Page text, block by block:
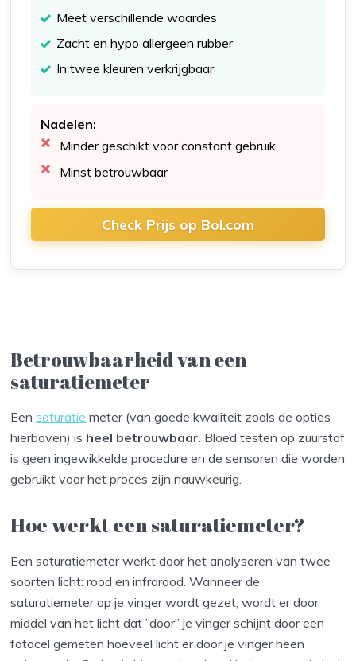
Meet verschillende waardes
Zacht en hypo allergeen rubber
In twee kleuren verkrijgbaar
Nadelen:
Minder geschikt voor constant gebruik
Minst betrouwbaar
Check Prijs op Bol.com
Betrouwbaarheid van een
saturatiemeter
Eensaturatie meter (van goede kwaliteit zoals de opties
hierboven) is heel betrouwbaar . Bloed testen op zuurstof
is geen ingewikkelde procedure en de sensoren die worden
gebruikt voor het proces zijn nauwkeurig.
Hoe werkt een saturatiemeter?
Een saturatiemeter werkt door het analyseren van twee
soorten licht: rood en infrarood. Wanneer de
saturatiemeter op je vinger wordt gezet, wordt er door
middel van het licht dat ”door” je vinger schijnt door een
fotocel gemeten hoeveel licht er door je vinger heen